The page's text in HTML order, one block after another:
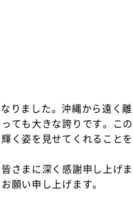
りました。沖縄から遠く
ても大きな誇りです。こ
く姿を見せてくれること
さまに深く感謝申し上げ
願い申し上げます。